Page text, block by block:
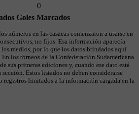
0
Goles Marcados
números en las casacas comenzaron a usarse en
no fijos. Esa información aparecía
los medios, por lo que los datos brindados aquí
los torneos de la Confederación Sudamericana
sus primeras ediciones y, cuando ese dato está
Estos listados no deben considerarse
registros limitados a la información cargada en la